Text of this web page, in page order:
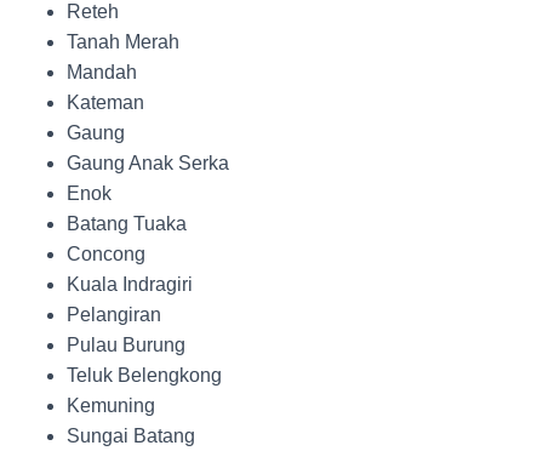
Reteh
Tanah Merah
Mandah
Kateman
Gaung
Gaung Anak Serka
Enok
Batang Tuaka
Concong
Kuala Indragiri
Pelangiran
Pulau Burung
Teluk Belengkong
Kemuning
Sungai Batang